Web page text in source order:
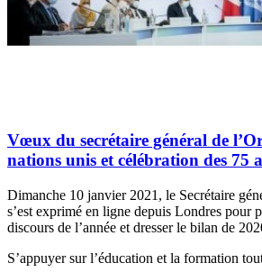
Vœux du secrétaire général de
nations unis et célébration des 75
Dimanche 10 janvier 2021, le Secrétaire
s’est exprimé en ligne depuis Londres pour
discours de l’année et dresser le bilan de
S’appuyer sur l’éducation et la formation